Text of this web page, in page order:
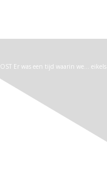
Er was een tijd waarin we… eikels